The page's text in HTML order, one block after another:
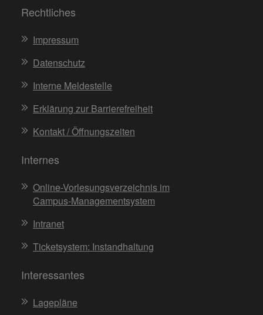
Rechtliches
Impressum
Datenschutz
Interne Meldestelle
Erklärung zur Barrierefreiheit
Kontakt / Öffnungszeiten
Internes
Online-Vorlesungsverzeichnis im
Campus-Managementsystem
Intranet
Ticketsystem: Instandhaltung
Interessantes
Lagepläne